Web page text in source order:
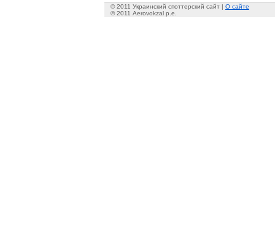
© 2011 Украинский споттерский сайт | О сайте
© 2011 Aerovokzal p.e.